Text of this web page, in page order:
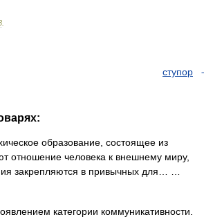
ступор
образование, состоящее из
отношение человека к внешнему миру,
закрепляются в привычных для… …
категории коммуникативности.